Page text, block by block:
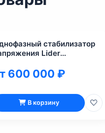
стабилизатор
Lider
600 000 ₽
В корзину